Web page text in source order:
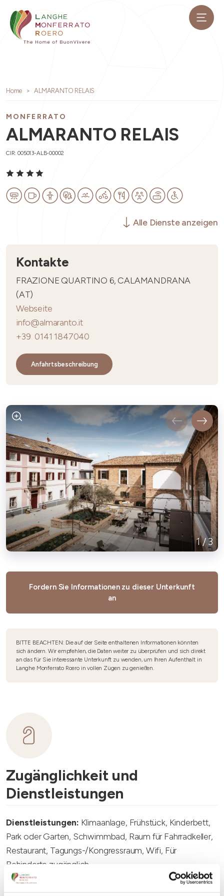
Home ALMARANTO RELAIS
MONFERRATO
ALMARANTO RELAIS
CIR: 005013-ALB-00002
Alle Dienste anzeigen
Kontakte
FRAZIONE QUARTINO 6, CALAMANDRANA
(AT)
Webseite
info@almaranto.it
+39 0141 1847040
Anfahrtsbeschreibung
1/3
Fordern Sie Informationen zu dieser Unterkunft
an
BITTE BEACHTEN: Die auf der Seite enthaltenen Informationen könnten
sich ändern. Wir empfehlen, die Daten weiter zu überprüfen und sich direkt
an das für Sie interessante Unterkunft zu wenden, um Ihren Aufenthalt in
Langhe Monferrato Roero in vollen Zügen zu genießen.
Zugänglichkeit und
Dienstleistungen
Dienstleistungen: Klimaanlage, Frühstück, Kinderbett,
Park oder Garten, Schwimmbad, Raum für Fahrradkeller,
Restaurant, Tagungs-/Kongressraum, Wifi, Für
Behinderte zugänglich